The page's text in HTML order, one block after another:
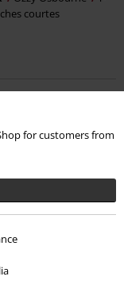
for customers from
courtes